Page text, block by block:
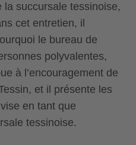
la succursale tessinoise,
cet entretien, il
le bureau de
polyvalentes,
à l’encouragement de
et il présente les
en tant que
tessinoise.